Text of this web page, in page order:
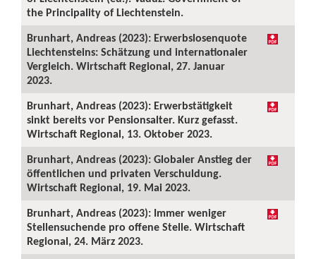
the Principality of Liechtenstein.
Brunhart, Andreas (2023): Erwerbslosenquote
Liechtensteins: Schätzung und internationaler
Vergleich. Wirtschaft Regional, 27. Januar
2023.
Brunhart, Andreas (2023): Erwerbstätigkeit
sinkt bereits vor Pensionsalter. Kurz gefasst.
Wirtschaft Regional, 13. Oktober 2023.
Brunhart, Andreas (2023): Globaler Anstieg der
öffentlichen und privaten Verschuldung.
Wirtschaft Regional, 19. Mai 2023.
Brunhart, Andreas (2023): Immer weniger
Stellensuchende pro offene Stelle. Wirtschaft
Regional, 24. März 2023.